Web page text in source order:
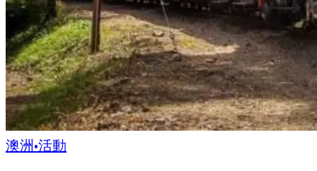
澳洲•活動